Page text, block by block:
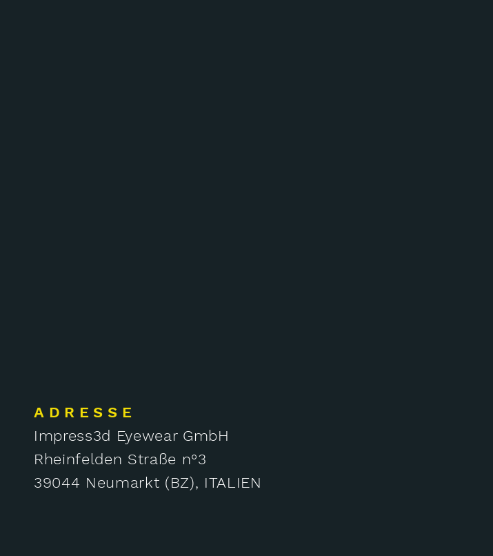
ADRESSE
Impress3d Eyewear GmbH
Rheinfelden Straße n°3
39044 Neumarkt (BZ), ITALIEN